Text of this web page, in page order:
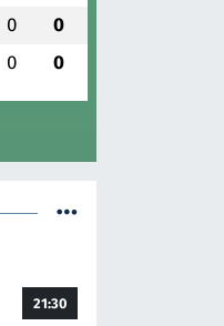
0 0
0 0
21:30